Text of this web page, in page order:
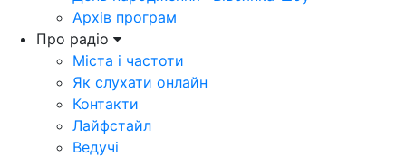
Архів програм
Про радіо
Міста і частоти
Як слухати онлайн
Контакти
Лайфстайл
Ведучі